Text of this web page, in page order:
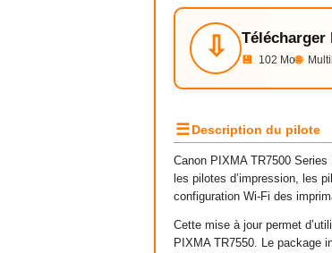
⇩ Télécharger
💾 102 Mo🌐
☰Description du pilote
Canon PIXMA TR7500
les pilotes d’impression, les
configuration Wi-Fi des
Cette mise à jour permet
PIXMA TR7550. Le package